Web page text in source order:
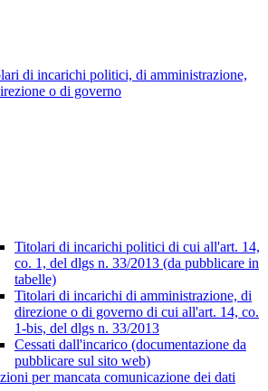
di incarichi politici, di amministrazione,
o di governo
Titolari di incarichi politici di cui all'art. 14,
co. 1, del dlgs n. 33/2013 (da pubblicare in
tabelle)
Titolari di incarichi di amministrazione, di
direzione o di governo di cui all'art. 14, co.
1-bis, del dlgs n. 33/2013
Cessati dall'incarico (documentazione da
pubblicare sul sito web)
per mancata comunicazione dei dati